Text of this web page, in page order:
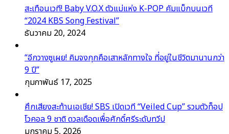
สะเทือนเวที! Baby V.O.X ตัวแม่แห่ง K-POP คัมแบ็กบนเวที
“2024 KBS Song Festival”
ธันวาคม 20, 2024
“อีกวางซูเผย! คิมจงกุกคือเสาหลักทางใจ ที่อยู่ในชีวิตมานานกว่า
9 ปี”
กุมภาพันธ์ 17, 2025
ศึกเสียงสะท้านเอเชีย! SBS เปิดเวที “Veiled Cup” รวมตัวท็อป
โวคอล 9 ชาติ ดวลเดือดเพื่อศักดิ์ศรีระดับทวีป
มกราคม 5, 2026